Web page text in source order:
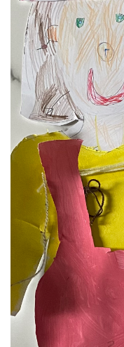
ROČNÍ PLÁN -
VZDĚLÁVACÍ BLOK ZÁŘÍ
VZDĚLÁVACÍ BLOK
VZDĚLÁVACÍ BLOK
VZDĚLÁVACÍ BLOK
VZDĚLÁVACÍ BLOK
VZDĚLÁVACÍ BLOK
VZDĚLÁVACÍ BLOK